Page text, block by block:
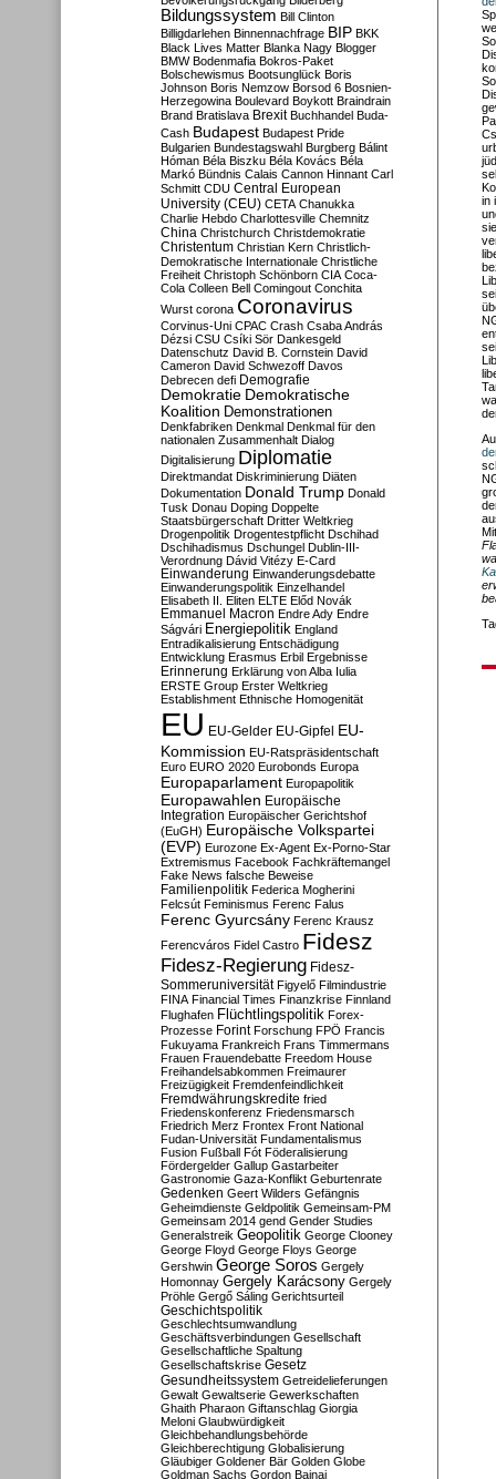
in
Bildungssystem Bill Clinton
Billigdarlehen Binnennachfrage BIP BKK
Black Lives Matter Blanka Nagy Blogger
BMW Bodenmafia Bokros-Paket
Bolschewismus Bootsunglück Boris
Johnson Boris Nemzow Borsod 6 Bosnien-
Herzegowina Boulevard Boykott Braindrain
Brand Bratislava Brexit Buchhandel Buda-
Cash Budapest Budapest Pride
Bulgarien Bundestagswahl Burgberg Bálint
Hóman Béla Biszku Béla Kovács Béla
Markó Bündnis Calais Cannon Hinnant Carl
Schmitt CDU Central European
University (CEU) CETA Chanukka
Charlie Hebdo Charlottesville Chemnitz
China Christchurch Christdemokratie
Christentum Christian Kern Christlich-
Demokratische Internationale Christliche
Freiheit Christoph Schönborn CIA Coca-
Cola Colleen Bell Comingout Conchita
Wurst corona Coronavirus
Corvinus-Uni CPAC Crash Csaba András
Dézsi CSU Csíki Sör Dankesgeld
Datenschutz David B. Cornstein David
Cameron David Schwezoff Davos
Debrecen defi Demografie
Demokratie Demokratische
Koalition Demonstrationen
Denkfabriken Denkmal Denkmal für den
nationalen Zusammenhalt Dialog
Digitalisierung Diplomatie
Direktmandat Diskriminierung Diäten
Dokumentation Donald Trump Donald
Tusk Donau Doping Doppelte
Staatsbürgerschaft Dritter Weltkrieg
Drogenpolitik Drogentestpflicht Dschihad
Dschihadismus Dschungel Dublin-III-
Verordnung Dávid Vitézy E-Card
Einwanderung Einwanderungsdebatte
Einwanderungspolitik Einzelhandel
Elisabeth II. Eliten ELTE Előd Novák
Emmanuel Macron Endre Ady Endre
Ságvári Energiepolitik England
Entradikalisierung Entschädigung
Entwicklung Erasmus Erbil Ergebnisse
Erinnerung Erklärung von Alba Iulia
ERSTE Group Erster Weltkrieg
Establishment Ethnische Homogenität
EU EU-Gelder EU-Gipfel EU-
Kommission EU-Ratspräsidentschaft
Euro EURO 2020 Eurobonds Europa
Europaparlament Europapolitik
Europawahlen Europäische
Integration Europäischer Gerichtshof
(EuGH) Europäische Volkspartei
(EVP) Eurozone Ex-Agent Ex-Porno-Star
Extremismus Facebook Fachkräftemangel
Fake News falsche Beweise
Familienpolitik Federica Mogherini
Felcsút Feminismus Ferenc Falus
Ferenc Gyurcsány Ferenc Krausz
Ferencváros Fidel Castro Fidesz
Fidesz-Regierung Fidesz-
Sommeruniversität Figyelő Filmindustrie
FINA Financial Times Finanzkrise Finnland
Flughafen Flüchtlingspolitik Forex-
Prozesse Forint Forschung FPÖ Francis
Fukuyama Frankreich Frans Timmermans
Frauen Frauendebatte Freedom House
Freihandelsabkommen Freimaurer
Freizügigkeit Fremdenfeindlichkeit
Fremdwährungskredite fried
Friedenskonferenz Friedensmarsch
Friedrich Merz Frontex Front National
Fudan-Universität Fundamentalismus
Fusion Fußball Fót Föderalisierung
Fördergelder Gallup Gastarbeiter
Gastronomie Gaza-Konflikt Geburtenrate
Gedenken Geert Wilders Gefängnis
Geheimdienste Geldpolitik Gemeinsam-PM
Gemeinsam 2014 gend Gender Studies
Generalstreik Geopolitik George Clooney
George Floyd George Floys George
Gershwin George Soros Gergely
Homonnay Gergely Karácsony Gergely
Pröhle Gergő Sáling Gerichtsurteil
Geschichtspolitik
Geschlechtsumwandlung
Geschäftsverbindungen Gesellschaft
Gesellschaftliche Spaltung
Gesellschaftskrise Gesetz
Gesundheitssystem Getreidelieferungen
Gewalt Gewaltserie Gewerkschaften
Ghaith Pharaon Giftanschlag Giorgia
Meloni Glaubwürdigkeit
Gleichbehandlungsbehörde
Gleichberechtigung Globalisierung
Gläubiger Goldener Bär Golden Globe
Goldman Sachs Gordon Bajnai